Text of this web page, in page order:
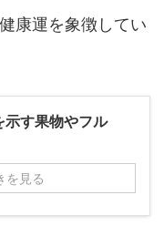
康運を象徴してい
示す果物やフル
を見る